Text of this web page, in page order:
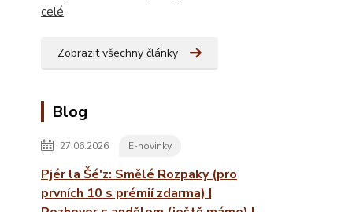
celé
Zobrazit všechny články
Blog
27.06.2026 E-novinky
Pjér la Šé'z: Smělé Rozpaky (pro
prvních 10 s prémií zdarma) |